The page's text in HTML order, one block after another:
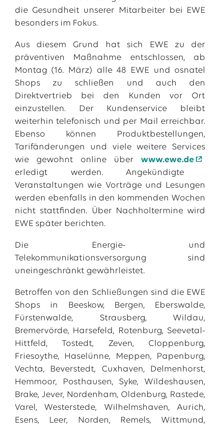
die Gesundheit unserer Mitarbeiter bei EWE
besonders im Fokus.
Aus diesem Grund hat sich EWE zu der
präventiven Maßnahme entschlossen, ab
Montag (16. März) alle 48 EWE und osnatel
Shops zu schließen und auch den
Direktvertrieb bei den Kunden vor Ort
einzustellen. Der Kundenservice bleibt
weiterhin telefonisch und per Mail erreichbar.
Ebenso können Produktbestellungen,
Tarifänderungen und viele weitere Services
wie gewohnt online überwww.ewe.de
erledigt werden. Angekündigte
Veranstaltungen wie Vorträge und Lesungen
werden ebenfalls in den kommenden Wochen
nicht stattfinden. Über Nachholtermine wird
EWE später berichten.
Die Energie- und
Telekommunikationsversorgung sind
uneingeschränkt gewährleistet.
Betroffen von den Schließungen sind die EWE
Shops in Beeskow, Bergen, Eberswalde,
Fürstenwalde, Strausberg, Wildau,
Bremervörde, Harsefeld, Rotenburg, Seevetal-
Hittfeld, Tostedt, Zeven, Cloppenburg,
Friesoythe, Haselünne, Meppen, Papenburg,
Vechta, Beverstedt, Cuxhaven, Delmenhorst,
Hemmoor, Posthausen, Syke, Wildeshausen,
Brake, Jever, Nordenham, Oldenburg, Rastede,
Varel, Westerstede, Wilhelmshaven, Aurich,
Esens, Leer, Norden, Remels, Wittmund,
Das EWE-Jobportal
Unsere neuesten Stellenangebote